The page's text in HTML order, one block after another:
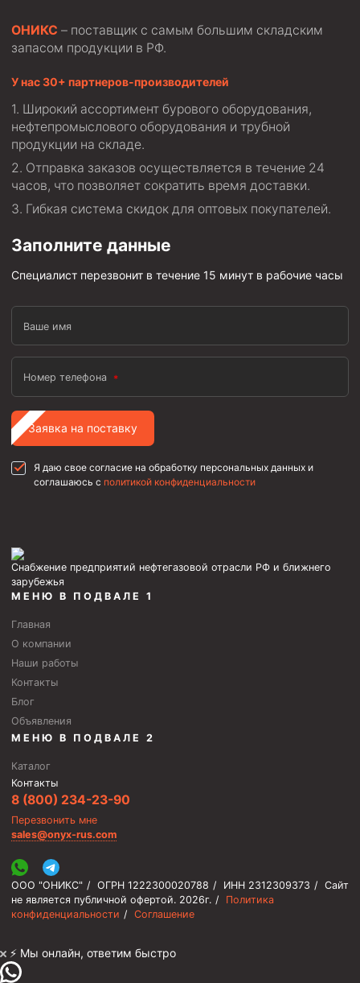
ОНИКС – поставщик с самым большим складским
запасом продукции в РФ.
У нас 30+ партнеров-производителей
Широкий ассортимент бурового оборудования,
нефтепромыслового оборудования и трубной
продукции на складе.
Отправка заказов осуществляется в течение 24
часов, что позволяет сократить время доставки.
Гибкая система скидок для оптовых покупателей.
Заполните данные
Специалист перезвонит в течение 15 минут в рабочие часы
Ваше имя
Номер телефона
Заявка на поставку
Я даю свое согласие на обработку персональных данных и
соглашаюсь с политикой конфиденциальности
Снабжение предприятий нефтегазовой отрасли РФ и ближнего
зарубежья
МЕНЮ В ПОДВАЛЕ 1
Главная
О компании
Наши работы
Контакты
Блог
Объявления
МЕНЮ В ПОДВАЛЕ 2
Каталог
Контакты
8 (800) 234-23-90
Перезвонить мне
sales@onyx-rus.com
ООО "ОНИКС" / ОГРН 1222300020788 / ИНН 2312309373 / Сайт
не является публичной офертой. 2026г. /
Политика
конфиденциальности / Соглашение
⚡️ Мы онлайн, ответим быстро